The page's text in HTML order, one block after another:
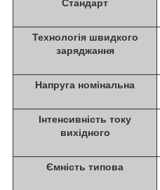
Стандарт
Технологія швидкого
заряджання
Напруга номінальна
Інтенсивність току
вихідного
Ємність типова